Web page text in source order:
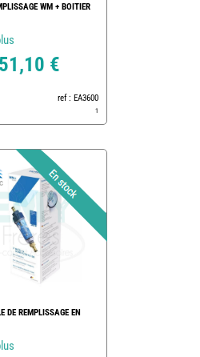
WM + BOITIER
€
ref : EA3600
1
DE REMPLISSAGE EN